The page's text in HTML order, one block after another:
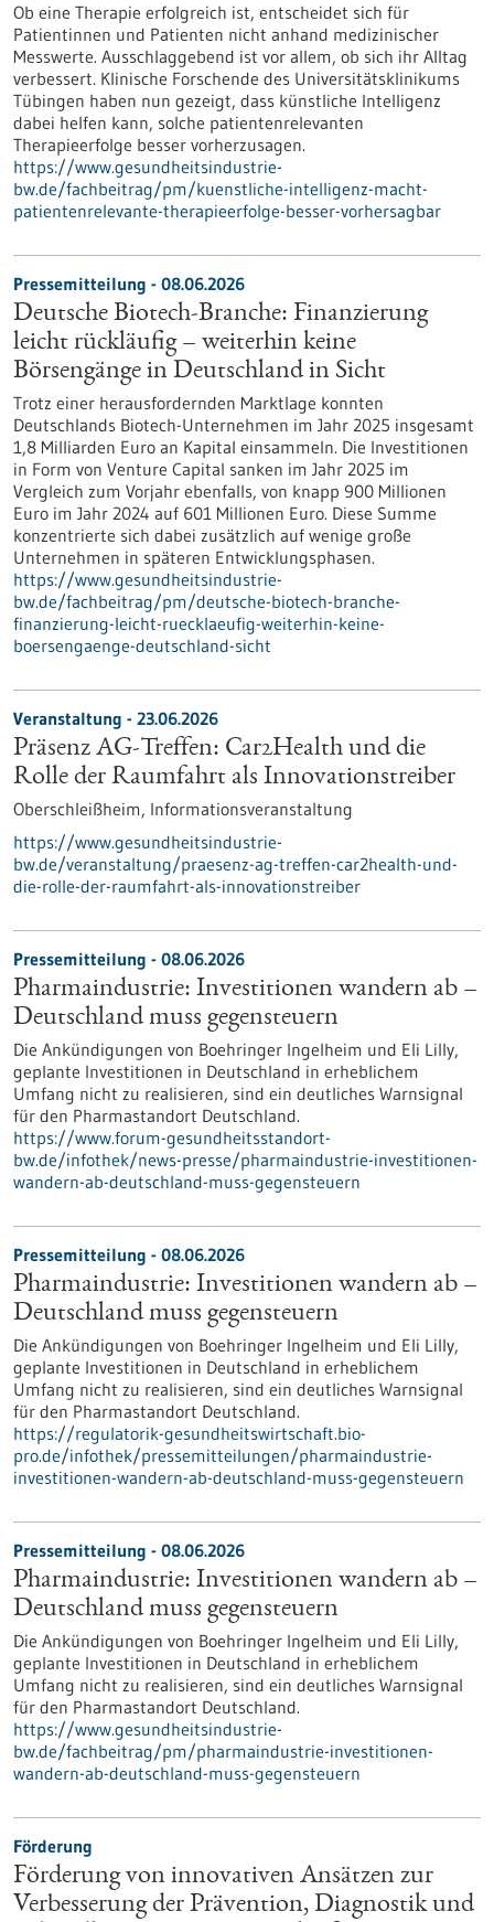
Ob eine Therapie erfolgreich ist, entscheidet sich für
Patientinnen und Patienten nicht anhand medizinischer
Messwerte. Ausschlaggebend ist vor allem, ob sich ihr Alltag
verbessert. Klinische Forschende des Universitätsklinikums
Tübingen haben nun gezeigt, dass künstliche Intelligenz
dabei helfen kann, solche patientenrelevanten
Therapieerfolge besser vorherzusagen.
https://www.gesundheitsindustrie-
bw.de/fachbeitrag/pm/kuenstliche-intelligenz-macht-
patientenrelevante-therapieerfolge-besser-vorhersagbar
Pressemitteilung - 08.06.2026
Deutsche Biotech-Branche: Finanzierung
leicht rückläufig – weiterhin keine
Börsengänge in Deutschland in Sicht
Trotz einer herausfordernden Marktlage konnten
Deutschlands Biotech-Unternehmen im Jahr 2025 insgesamt
1,8 Milliarden Euro an Kapital einsammeln. Die Investitionen
in Form von Venture Capital sanken im Jahr 2025 im
Vergleich zum Vorjahr ebenfalls, von knapp 900 Millionen
Euro im Jahr 2024 auf 601 Millionen Euro. Diese Summe
konzentrierte sich dabei zusätzlich auf wenige große
Unternehmen in späteren Entwicklungsphasen.
https://www.gesundheitsindustrie-
bw.de/fachbeitrag/pm/deutsche-biotech-branche-
finanzierung-leicht-ruecklaeufig-weiterhin-keine-
boersengaenge-deutschland-sicht
Veranstaltung - 23.06.2026
Präsenz AG-Treffen: Car2Health und die
Rolle der Raumfahrt als Innovationstreiber
Oberschleißheim, Informationsveranstaltung
https://www.gesundheitsindustrie-
bw.de/veranstaltung/praesenz-ag-treffen-car2health-und-
die-rolle-der-raumfahrt-als-innovationstreiber
Pressemitteilung - 08.06.2026
Pharmaindustrie: Investitionen wandern ab –
Deutschland muss gegensteuern
Die Ankündigungen von Boehringer Ingelheim und Eli Lilly,
geplante Investitionen in Deutschland in erheblichem
Umfang nicht zu realisieren, sind ein deutliches Warnsignal
für den Pharmastandort Deutschland.
https://www.forum-gesundheitsstandort-
bw.de/infothek/news-presse/pharmaindustrie-investitionen-
wandern-ab-deutschland-muss-gegensteuern
Pressemitteilung - 08.06.2026
Pharmaindustrie: Investitionen wandern ab –
Deutschland muss gegensteuern
Die Ankündigungen von Boehringer Ingelheim und Eli Lilly,
geplante Investitionen in Deutschland in erheblichem
Umfang nicht zu realisieren, sind ein deutliches Warnsignal
für den Pharmastandort Deutschland.
https://regulatorik-gesundheitswirtschaft.bio-
pro.de/infothek/pressemitteilungen/pharmaindustrie-
investitionen-wandern-ab-deutschland-muss-gegensteuern
Pressemitteilung - 08.06.2026
Pharmaindustrie: Investitionen wandern ab –
Deutschland muss gegensteuern
Die Ankündigungen von Boehringer Ingelheim und Eli Lilly,
geplante Investitionen in Deutschland in erheblichem
Umfang nicht zu realisieren, sind ein deutliches Warnsignal
für den Pharmastandort Deutschland.
https://www.gesundheitsindustrie-
bw.de/fachbeitrag/pm/pharmaindustrie-investitionen-
wandern-ab-deutschland-muss-gegensteuern
Förderung
Förderung von innovativen Ansätzen zur
Verbesserung der Prävention, Diagnostik und